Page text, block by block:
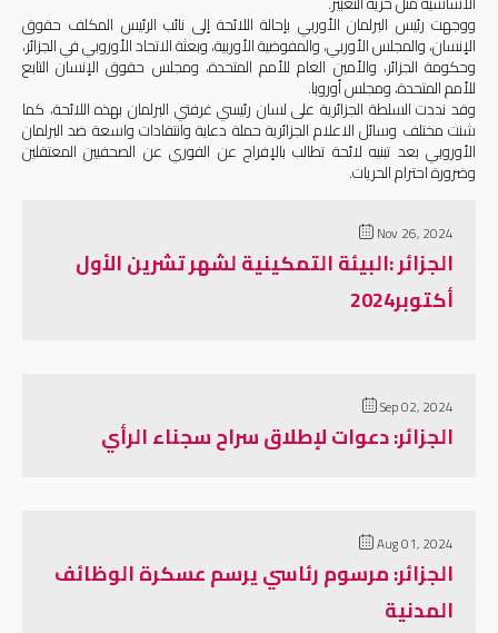
Nov 26, 2024
الجزائر :البيئة التمكينية لشهر تشرين الأول
أكتوبر2024
Sep 02, 2024
الجزائر: دعوات لإطلاق سراح سجناء الرأي
Aug 01, 2024
الجزائر: مرسوم رئاسي يرسم عسكرة الوظائف
المدنية
ووجهت رئيس البرلمان الأوربي بإحالة اللائحة إلى نائب الرئيس المكلف حقوق
الإنسان، والمجلس الأوربي، والمفوضية الأوربية، وبعثة الاتحاد الأوروبي في الجزائر،
وحكومة الجزائر، والأمين العام للأمم المتحدة، ومجلس حقوق الإنسان التابع
للأمم المتحدة، ومجلس أوروبا.
وقد نددت السلطة الجزائرية على لسان رئيسي غرفتي البرلمان بهذه اللائحة، كما
شنت مختلف وسائل الاعلام الجزائرية حملة دعاية وانتقادات واسعة ضد البرلمان
الأوروبي بعد تبنيه لائحة تطالب بالإفراج عن الفوري عن الصحفيين المعتقلين
وضرورة احترام الحريات.